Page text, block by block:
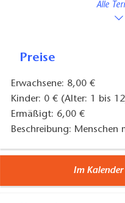
Alle
Preise
Erwachsene: 8,00 €
Kinder: 0 € (Alter: 1 bis
Ermäßigt: 6,00 €
Beschreibung: Menschen
Im